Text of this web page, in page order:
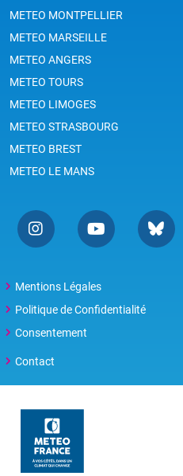
METEO MONTPELLIER
METEO MARSEILLE
METEO ANGERS
METEO TOURS
METEO LIMOGES
METEO STRASBOURG
METEO BREST
METEO LE MANS
Mentions Légales
Politique de Confidentialité
Consentement
Contact